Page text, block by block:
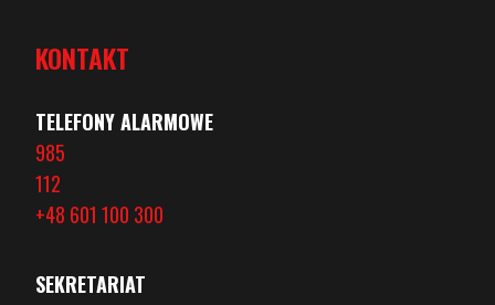
KONTAKT
TELEFONY ALARMOWE
985
112
+48 601 100 300
SEKRETARIAT